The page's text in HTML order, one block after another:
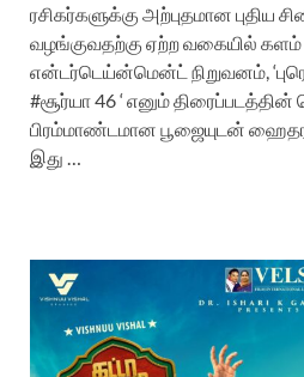
ரசிகர்களுக்கு அற்புதமான புதிய
வழங்குவதற்கு ஏற்ற வகையில் களம்
என்டர்டெய்ன்மென்ட் நிறுவனம்,
#சூர்யா 46 ‘ எனும்
பிரம்மாண்டமான பூஜையுடன்
இது …